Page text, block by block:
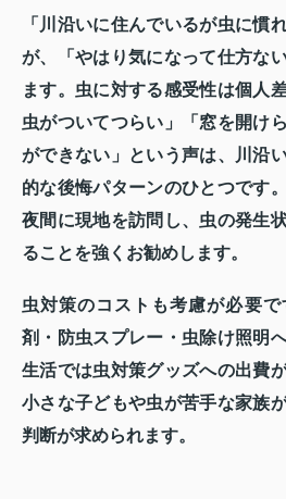
「川沿いに住んでいるが虫に慣
が、「やはり気になって仕方な
ます。虫に対する感受性は個人
虫がついてつらい」「窓を開け
ができない」という声は、川沿
的な後悔パターンのひとつです
夜間に現地を訪問し、虫の発生
ることを強くお勧めします。
虫対策のコストも考慮が必要
剤・防虫スプレー・虫除け照明
生活では虫対策グッズへの出費
小さな子どもや虫が苦手な家族
判断が求められます。